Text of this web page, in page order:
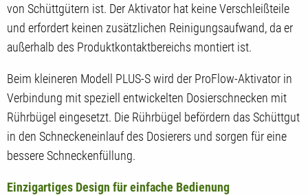
von Schüttgütern ist. Der Aktivator hat keine Verschleißteile
und erfordert keinen zusätzlichen Reinigungsaufwand, da er
außerhalb des Produktkontaktbereichs montiert ist.
Beim kleineren Modell PLUS-S wird der ProFlow-Aktivator in
Verbindung mit speziell entwickelten Dosierschnecken mit
Rührbügel eingesetzt. Die Rührbügel befördern das Schüttgut
in den Schneckeneinlauf des Dosierers und sorgen für eine
bessere Schneckenfüllung.
Einzigartiges Design für einfache Bedienung